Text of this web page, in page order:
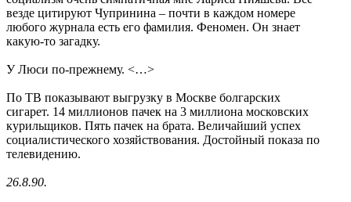
везде цитируют Чупринина – почти в каждом номере
любого журнала есть его фамилия. Феномен. Он знает
какую-то загадку.
У Люси по-прежнему. <…>
По ТВ показывают выгрузку в Москве болгарских
сигарет. 14 миллионов пачек на 3 миллиона московских
курильщиков. Пять пачек на брата. Величайший успех
социалистического хозяйствования. Достойный показа по
телевидению.
26.8.90.